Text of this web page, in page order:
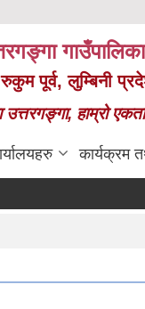
गाउँपालिका
पूर्व, लुम्बिनी
उत्तरगङ्गा, हाम्रो
कार्यक्रम